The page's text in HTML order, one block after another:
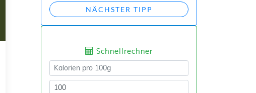
NÄCHSTER TIPP
Schnellrechner